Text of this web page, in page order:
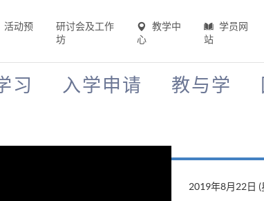
活动预
研讨会及工作
坊
教学中
心
学员网
站
习 入学申请 教与学
2019年8月22日 (